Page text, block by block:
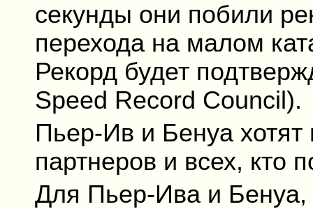
секунды они побили
перехода на малом
Рекорд будет
Speed Record Council).
Пьер-Ив и Бенуа хотят
партнеров и всех, кто
Для Пьер-Ива и Бенуа,